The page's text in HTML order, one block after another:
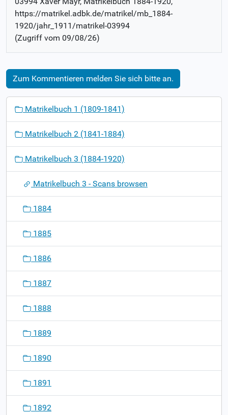
https://matrikel.adbk.de/matrikel/mb_1884-
1920/jahr_1911/matrikel-03994
(Zugriff vom 09/08/26)
Zum Kommentieren melden Sie sich bitte an.
o
Matrikelbuch 1 (1809-1841)
Matrikelbuch 2 (1841-1884)
Matrikelbuch 3 (1884-1920)
Matrikelbuch 3 - Scans browsen
1884
1885
1886
1887
1888
1889
1890
1891
1892